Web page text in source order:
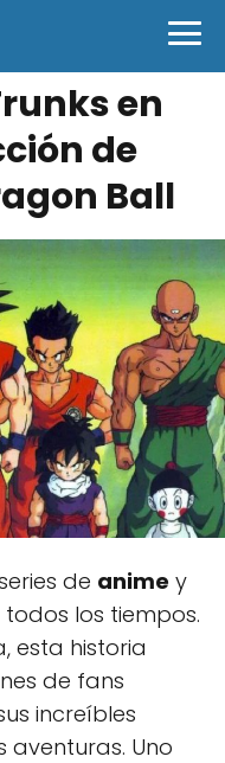
en
de
Ball
de anime y
los tiempos.
esta historia
de fans
increíbles
aventuras. Uno